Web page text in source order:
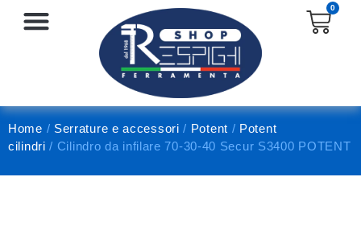
0
Home / Serrature e accessori / Potent / Potent
cilindri / Cilindro da infilare 70-30-40 Secur S3400 POTENT